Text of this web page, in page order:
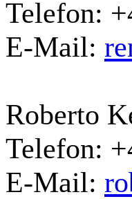
Telefon:
E-Mail:
Roberto
Telefon:
E-Mail: